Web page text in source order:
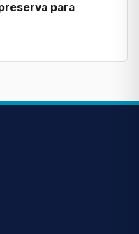
para